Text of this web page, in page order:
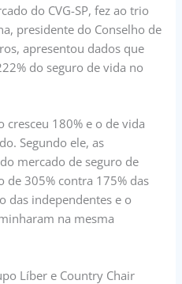
do CVG-SP, fez ao trio
presidente do Conselho de
apresentou dados que
do seguro de vida no
cresceu 180% e o de vida
Segundo ele, as
mercado de seguro de
de 305% contra 175% das
das independentes e o
na mesma
Líber e Country Chair